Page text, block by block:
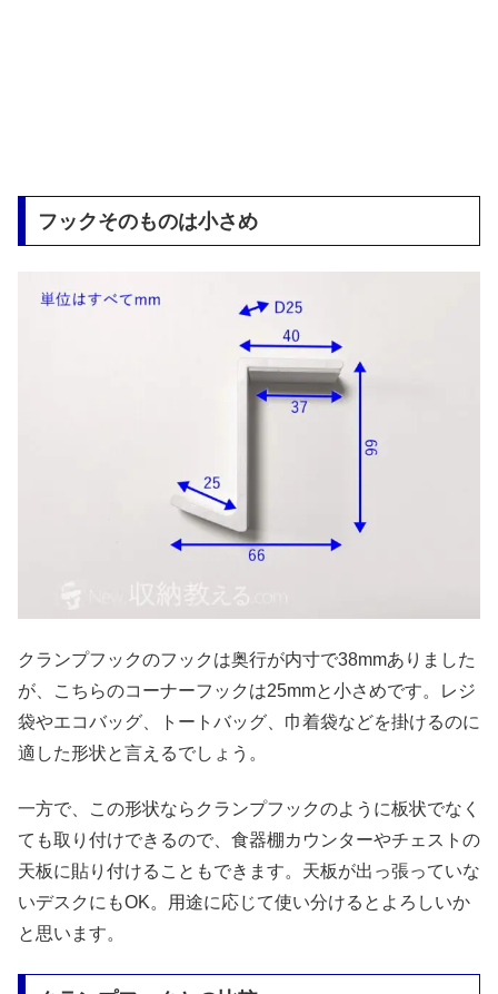
フックそのものは小さめ
クランプフックのフックは奥行が内寸で38mmありました
が、こちらのコーナーフックは25mmと小さめです。レジ
袋やエコバッグ、トートバッグ、巾着袋などを掛けるのに
適した形状と言えるでしょう。
一方で、この形状ならクランプフックのように板状でなく
ても取り付けできるので、食器棚カウンターやチェストの
天板に貼り付けることもできます。天板が出っ張っていな
いデスクにもOK。用途に応じて使い分けるとよろしいか
と思います。